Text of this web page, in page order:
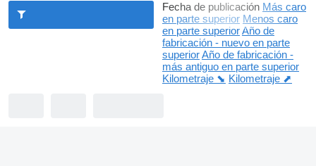
Fecha de publicación Más caro
en parte superior Menos caro
en parte superiorAño de
fabricación - nuevo en parte
superiorAño de fabricación -
más antiguo en parte superior
Kilometraje ⬊ Kilometraje ⬈